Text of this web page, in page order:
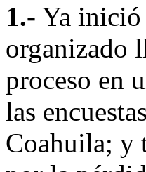
1.- Ya inició
organizado
proceso en
las
Coahuila; y